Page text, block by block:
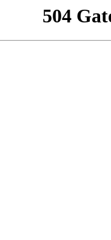
504